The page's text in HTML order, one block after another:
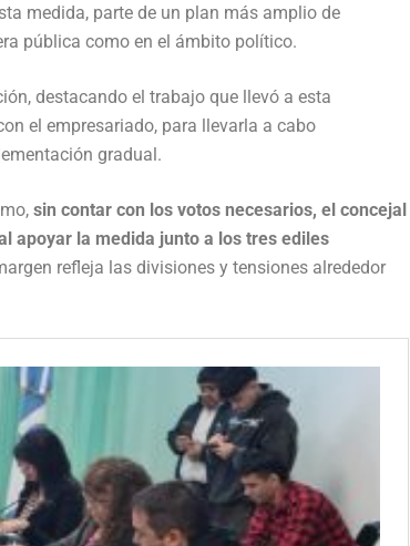
medida, parte de un plan más amplio de
pública como en el ámbito político.
destacando el trabajo que llevó a esta
el empresariado, para llevarla a cabo
gradual.
sin contar con los votos necesarios, el concejal
apoyar la medida junto a los tres ediles
refleja las divisiones y tensiones alrededor